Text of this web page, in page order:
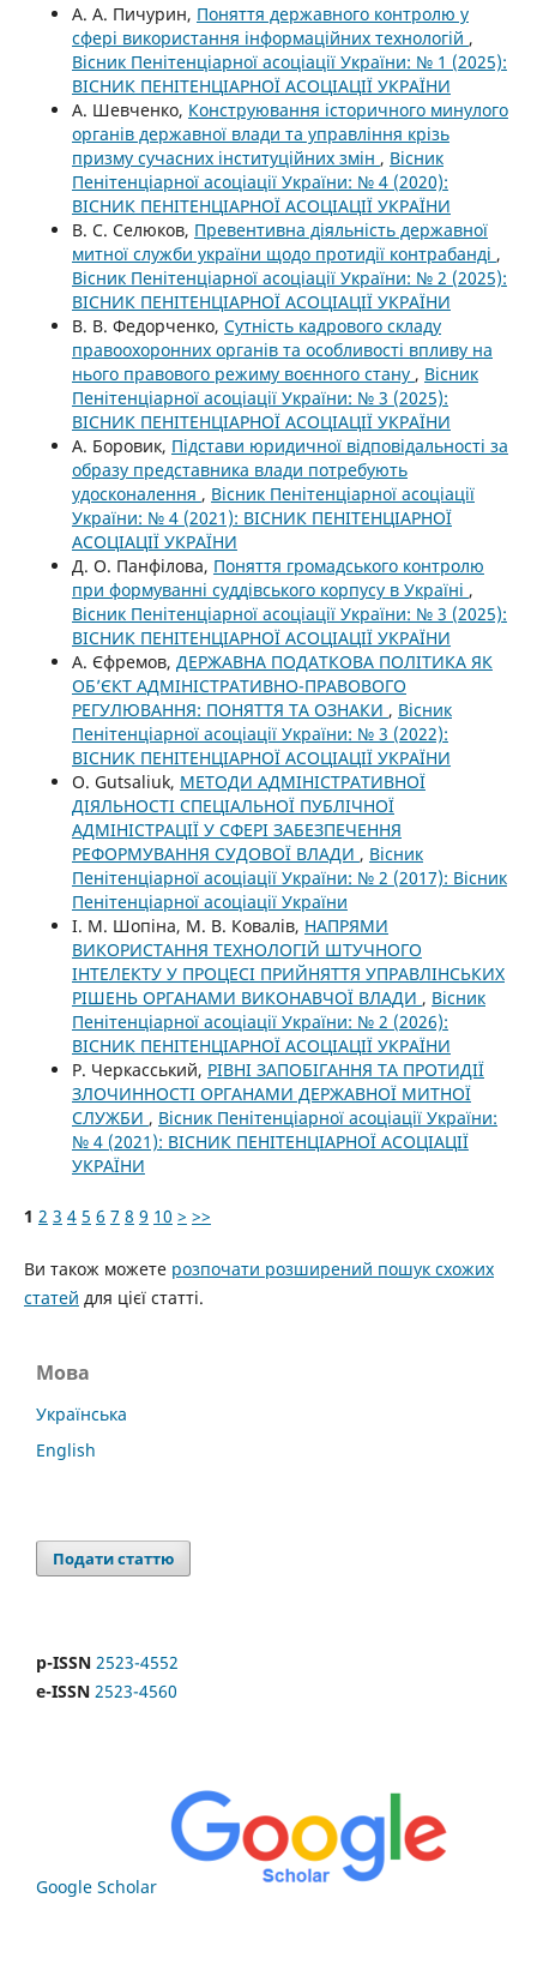
А. А. Пичурин, Поняття державного контролю у
сфері використання інформаційних технологій ,
Вісник Пенітенціарної асоціації України: № 1 (2025):
ВІСНИК ПЕНІТЕНЦІАРНОЇ АСОЦІАЦІЇ УКРАЇНИ
А. Шевченко, Конструювання історичного минулого
органів державної влади та управління крізь
призму сучасних інституційних змін , Вісник
Пенітенціарної асоціації України: № 4 (2020):
ВІСНИК ПЕНІТЕНЦІАРНОЇ АСОЦІАЦІЇ УКРАЇНИ
В. С. Селюков, Превентивна діяльність державної
митної служби україни щодо протидії контрабанді ,
Вісник Пенітенціарної асоціації України: № 2 (2025):
ВІСНИК ПЕНІТЕНЦІАРНОЇ АСОЦІАЦІЇ УКРАЇНИ
В. В. Федорченко, Сутність кадрового складу
правоохоронних органів та особливості впливу на
нього правового режиму воєнного стану , Вісник
Пенітенціарної асоціації України: № 3 (2025):
ВІСНИК ПЕНІТЕНЦІАРНОЇ АСОЦІАЦІЇ УКРАЇНИ
А. Боровик, Підстави юридичної відповідальності за
образу представника влади потребують
удосконалення , Вісник Пенітенціарної асоціації
України: № 4 (2021): ВІСНИК ПЕНІТЕНЦІАРНОЇ
АСОЦІАЦІЇ УКРАЇНИ
Д. О. Панфілова, Поняття громадського контролю
при формуванні суддівського корпусу в Україні ,
Вісник Пенітенціарної асоціації України: № 3 (2025):
ВІСНИК ПЕНІТЕНЦІАРНОЇ АСОЦІАЦІЇ УКРАЇНИ
А. Єфремов, ДЕРЖАВНА ПОДАТКОВА ПОЛІТИКА ЯК
ОБ’ЄКТ АДМІНІСТРАТИВНО-ПРАВОВОГО
РЕГУЛЮВАННЯ: ПОНЯТТЯ ТА ОЗНАКИ , Вісник
Пенітенціарної асоціації України: № 3 (2022):
ВІСНИК ПЕНІТЕНЦІАРНОЇ АСОЦІАЦІЇ УКРАЇНИ
O. Gutsaliuk, МЕТОДИ АДМІНІСТРАТИВНОЇ
ДІЯЛЬНОСТІ СПЕЦІАЛЬНОЇ ПУБЛІЧНОЇ
АДМІНІСТРАЦІЇ У СФЕРІ ЗАБЕЗПЕЧЕННЯ
РЕФОРМУВАННЯ СУДОВОЇ ВЛАДИ , Вісник
Пенітенціарної асоціації України: № 2 (2017): Вісник
Пенітенціарної асоціації України
І. М. Шопіна, М. В. Ковалів, НАПРЯМИ
ВИКОРИСТАННЯ ТЕХНОЛОГІЙ ШТУЧНОГО
ІНТЕЛЕКТУ У ПРОЦЕСІ ПРИЙНЯТТЯ УПРАВЛІНСЬКИХ
РІШЕНЬ ОРГАНАМИ ВИКОНАВЧОЇ ВЛАДИ , Вісник
Пенітенціарної асоціації України: № 2 (2026):
ВІСНИК ПЕНІТЕНЦІАРНОЇ АСОЦІАЦІЇ УКРАЇНИ
Р. Черкасський, РІВНІ ЗАПОБІГАННЯ ТА ПРОТИДІЇ
ЗЛОЧИННОСТІ ОРГАНАМИ ДЕРЖАВНОЇ МИТНОЇ
СЛУЖБИ , Вісник Пенітенціарної асоціації України:
№ 4 (2021): ВІСНИК ПЕНІТЕНЦІАРНОЇ АСОЦІАЦІЇ
УКРАЇНИ
1 2 3 4 5 6 7 8 9 10 > >>
Ви також можете розпочати розширений пошук схожих
статей для цієї статті.
Мова
Українська
English
Подати статтю
p-ISSN 2523-4552
e-ISSN 2523-4560
Google Scholar